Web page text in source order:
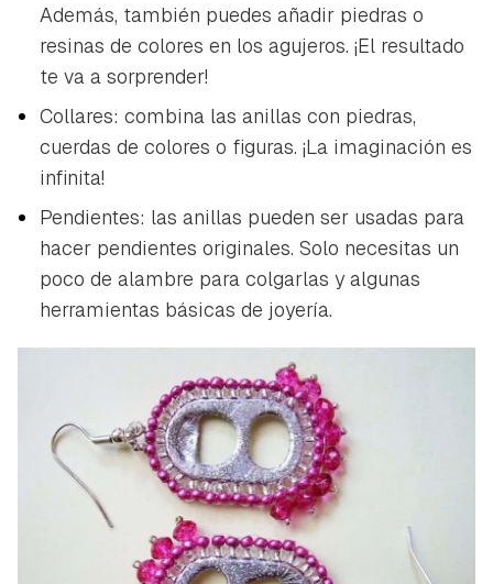
Además, también puedes añadir piedras o
resinas de colores en los agujeros. ¡El resultado
te va a sorprender!
Collares: combina las anillas con piedras,
cuerdas de colores o figuras. ¡La imaginación es
infinita!
Pendientes: las anillas pueden ser usadas para
hacer pendientes originales. Solo necesitas un
poco de alambre para colgarlas y algunas
herramientas básicas de joyería.